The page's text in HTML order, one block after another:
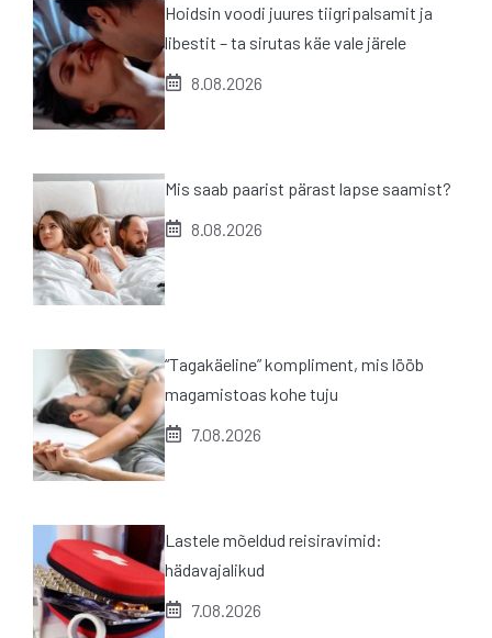
Hoidsin voodi juures tiigripalsamit ja
libestit – ta sirutas käe vale järele
8.08.2026
Mis saab paarist pärast lapse saamist?
8.08.2026
“Tagakäeline” kompliment, mis lööb
magamistoas kohe tuju
7.08.2026
Lastele mõeldud reisiravimid:
hädavajalikud
7.08.2026